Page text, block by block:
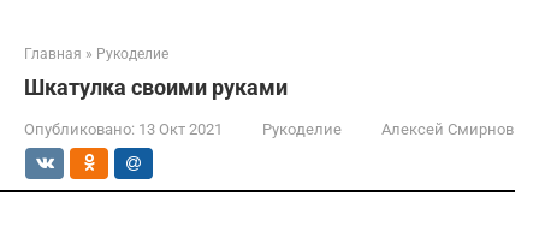
Главная » Рукоделие
Шкатулка своими руками
Опубликовано: 13 Окт 2021 Рукоделие Алексей Смирнов